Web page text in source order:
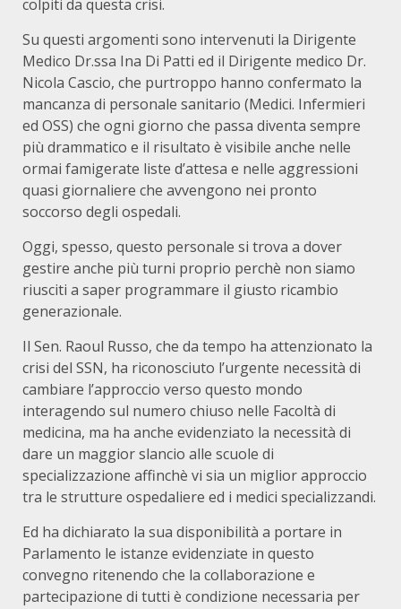
colpiti da questa crisi.
Su questi argomenti sono intervenuti la Dirigente
Medico Dr.ssa Ina Di Patti ed il Dirigente medico Dr.
Nicola Cascio, che purtroppo hanno confermato la
mancanza di personale sanitario (Medici. Infermieri
ed OSS) che ogni giorno che passa diventa sempre
più drammatico e il risultato è visibile anche nelle
ormai famigerate liste d’attesa e nelle aggressioni
quasi giornaliere che avvengono nei pronto
soccorso degli ospedali.
Oggi, spesso, questo personale si trova a dover
gestire anche più turni proprio perchè non siamo
riusciti a saper programmare il giusto ricambio
generazionale.
Il Sen. Raoul Russo, che da tempo ha attenzionato la
crisi del SSN, ha riconosciuto l’urgente necessità di
cambiare l’approccio verso questo mondo
interagendo sul numero chiuso nelle Facoltà di
medicina, ma ha anche evidenziato la necessità di
dare un maggior slancio alle scuole di
specializzazione affinchè vi sia un miglior approccio
tra le strutture ospedaliere ed i medici specializzandi.
Ed ha dichiarato la sua disponibilità a portare in
Parlamento le istanze evidenziate in questo
convegno ritenendo che la collaborazione e
partecipazione di tutti è condizione necessaria per